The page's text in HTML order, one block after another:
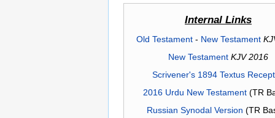
Internal Links
Old Testament- New Testament
New Testament KJV 2016
Scrivener's 1894 Textus
2016 Urdu New Testament(TR
Russian Synodal Version (TR